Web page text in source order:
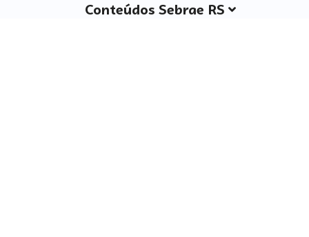
Conteúdos Sebrae RS